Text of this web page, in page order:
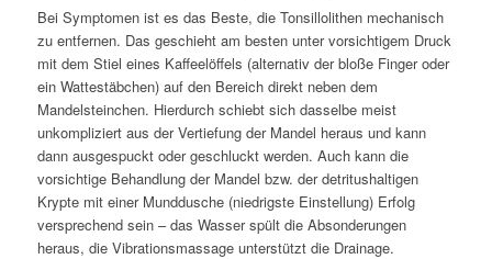
Bei Symptomen ist es das Beste, die Tonsillolithen mechanisch
zu entfernen. Das geschieht am besten unter vorsichtigem Druck
mit dem Stiel eines Kaffeelöffels (alternativ der bloße Finger oder
ein Wattestäbchen) auf den Bereich direkt neben dem
Mandelsteinchen. Hierdurch schiebt sich dasselbe meist
unkompliziert aus der Vertiefung der Mandel heraus und kann
dann ausgespuckt oder geschluckt werden. Auch kann die
vorsichtige Behandlung der Mandel bzw. der detritushaltigen
Krypte mit einer Munddusche (niedrigste Einstellung) Erfolg
versprechend sein – das Wasser spült die Absonderungen
heraus, die Vibrationsmassage unterstützt die Drainage.